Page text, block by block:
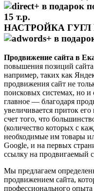
+ в подарок
15 т.р.
НАСТРОЙКА ГУГЛ
+ в
Продвижение сайта в
повышения позиций
например, таких как
продвижения сайт не
поисковых системах, но
главное — благодаря
увеличивается приток
счет того, что
(количество которых с
необходимые им товары
Google, и на первых
ссылку на продвигаемый
Мы предлагаем
продвижением сайта,
профессионального